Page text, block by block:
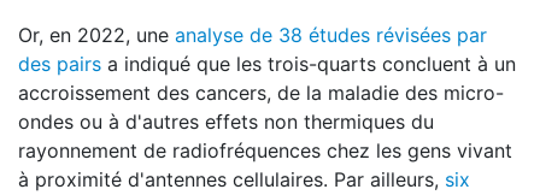
Or, en 2022, une analyse de 38 études révisées par
des pairs a indiqué que les trois-quarts concluent à un
accroissement des cancers, de la maladie des micro-
ondes ou à d'autres effets non thermiques du
rayonnement de radiofréquences chez les gens vivant
à proximité d'antennes cellulaires. Par ailleurs, six